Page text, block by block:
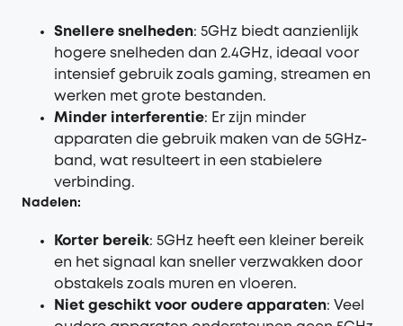
Snellere snelheden: 5GHz biedt aanzienlijk
hogere snelheden dan 2.4GHz, ideaal voor
intensief gebruik zoals gaming, streamen en
werken met grote bestanden.
Minder interferentie: Er zijn minder
apparaten die gebruik maken van de 5GHz-
band, wat resulteert in een stabielere
verbinding.
Nadelen:
Korter bereik: 5GHz heeft een kleiner bereik
en het signaal kan sneller verzwakken door
obstakels zoals muren en vloeren.
Niet geschikt voor oudere apparaten: Veel